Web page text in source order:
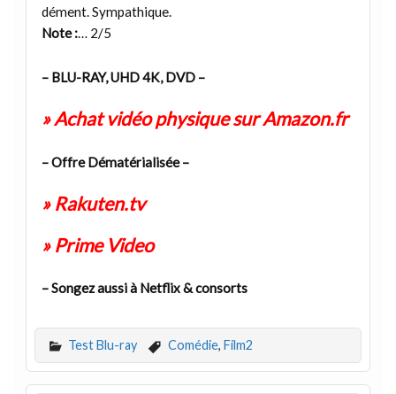
dément. Sympathique.
Note :… 2/5
– BLU-RAY, UHD 4K, DVD –
» Achat vidéo physique sur Amazon.fr
– Offre Dématérialisée –
» Rakuten.tv
» Prime Video
– Songez aussi à Netflix & consorts
Test Blu-ray Comédie, Film2